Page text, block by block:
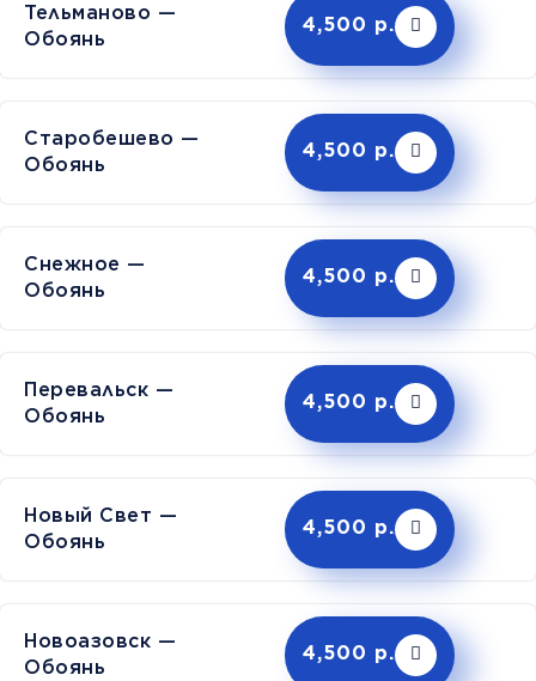
Тельманово —
Обоянь
4,500 р.
Старобешево —
Обоянь
4,500 р.
Снежное —
Обоянь
4,500 р.
Перевальск —
Обоянь
4,500 р.
Новый Свет —
Обоянь
4,500 р.
Новоазовск —
Обоянь
4,500 р.